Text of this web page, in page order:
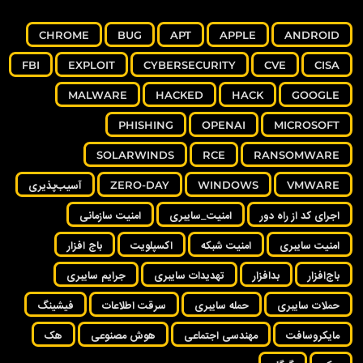
ANDROID
APPLE
APT
BUG
CHROME
CISA
CVE
CYBERSECURITY
EXPLOIT
FBI
GOOGLE
HACK
HACKED
MALWARE
MICROSOFT
OPENAI
PHISHING
RANSOMWARE
RCE
SOLARWINDS
VMWARE
WINDOWS
ZERO-DAY آسیب‌پذیری
اجرای کد از راه دور امنیت_سایبری امنیت سازمانی
امنیت سایبری امنیت شبکه اکسپلویت باج افزار
باج‌افزار بدافزار تهدیدات سایبری جرایم سایبری
حملات سایبری حمله سایبری سرقت اطلاعات فیشینگ
مایکروسافت مهندسی اجتماعی هوش مصنوعی هک